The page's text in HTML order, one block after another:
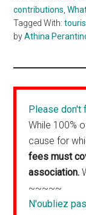
contributions ,
Tagged With:
byAthina
Please don't
While 100%
cause for
fees must
association.
~~~~~
N'oubliez